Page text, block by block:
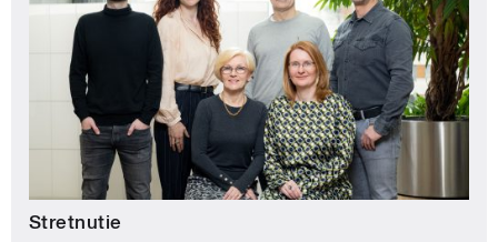
Stretnutie